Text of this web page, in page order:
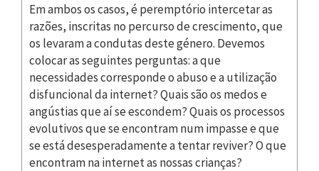
Em ambos os casos, é peremptório intercetar as
razões, inscritas no percurso de crescimento, que
os levaram a condutas deste género. Devemos
colocar as seguintes perguntas: a que
necessidades corresponde o abuso e a utilização
disfuncional da internet? Quais são os medos e
angústias que aí se escondem? Quais os processos
evolutivos que se encontram num impasse e que
se está desesperadamente a tentar reviver? O que
encontram na internet as nossas crianças?